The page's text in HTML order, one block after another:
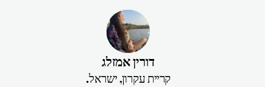
דורין אמזלג
קריית עקרון, ישראל.